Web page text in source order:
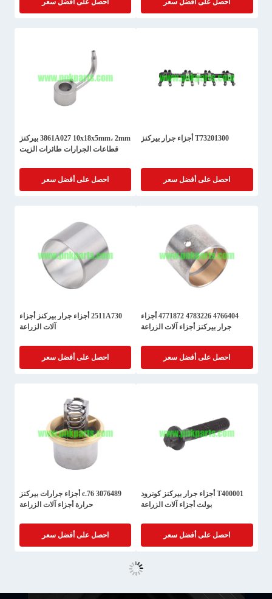
احصل على أفضل سعر احصل على أفضل سعر
T73201300 أجزاء جرار بيركنز
احصل على أفضل سعر
3861A027 10x18x5mm، 2mm بيركنز
قطاعات الجرارات طائرات الزيت
احصل على أفضل سعر
4766404 4783226 4771872 أجزاء
جرار بيركنز أجزاء آلات الزراعة
احصل على أفضل سعر
2511A730 أجزاء جرار بيركنز أجزاء
آلات الزراعة
احصل على أفضل سعر
T400001 أجزاء جرار بيركنز كونرود
بولت أجزاء آلات الزراعة
احصل على أفضل سعر
3076489 76.c أجزاء جرارات بيركنز
حرارة أجزاء آلات الزراعة
احصل على أفضل سعر